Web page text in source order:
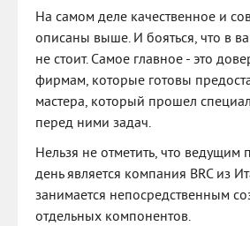
На самом деле качественное и
описаны выше. И бояться, что в
не стоит. Самое главное - это
фирмам, которые готовы
мастера, который прошел
перед ними задач.
Нельзя не отметить, что
день является компания BRC из
занимается непосредственным
отдельных компонентов.